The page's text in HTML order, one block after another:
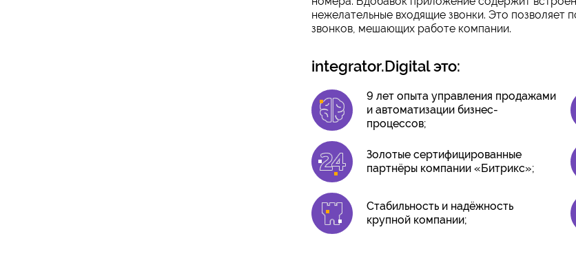
нежелательные входящие звонки. Это
звонков, мешающих работе компании.
integrator.Digital это:
9 лет опыта управления продажами
и автоматизации бизнес-
процессов;
Золотые сертифицированные
партнёры компании «Битрикс»;
Стабильность и надёжность
крупной компании;